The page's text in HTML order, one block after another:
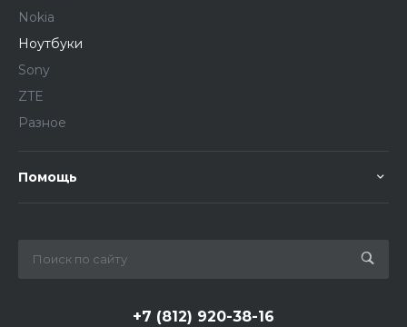
Nokia
Ноутбуки
Sony
ZTE
Разное
Помощь
+7 (812) 920-38-16